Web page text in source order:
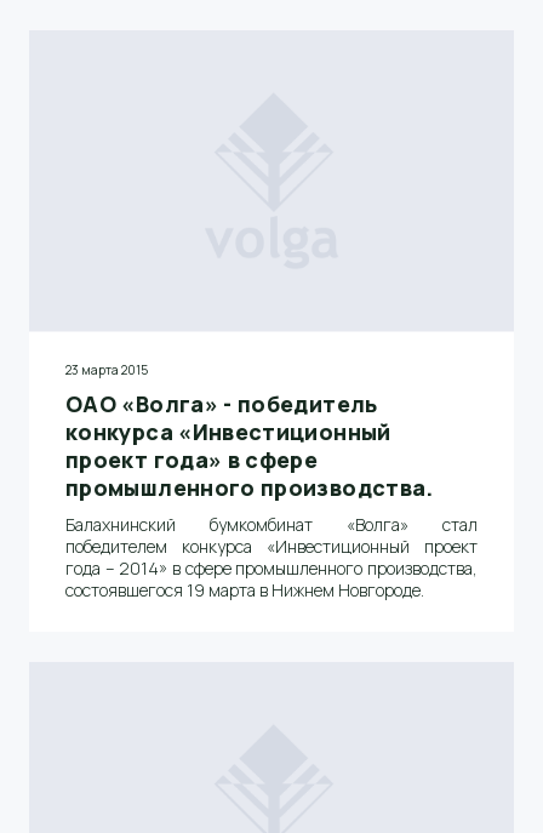
23 марта 2015
ОАО «Волга» - победитель
конкурса «Инвестиционный
проект года» в сфере
промышленного производства.
Балахнинский бумкомбинат «Волга» стал
победителем конкурса «Инвестиционный проект
года – 2014» в сфере промышленного производства,
состоявшегося 19 марта в Нижнем Новгороде.